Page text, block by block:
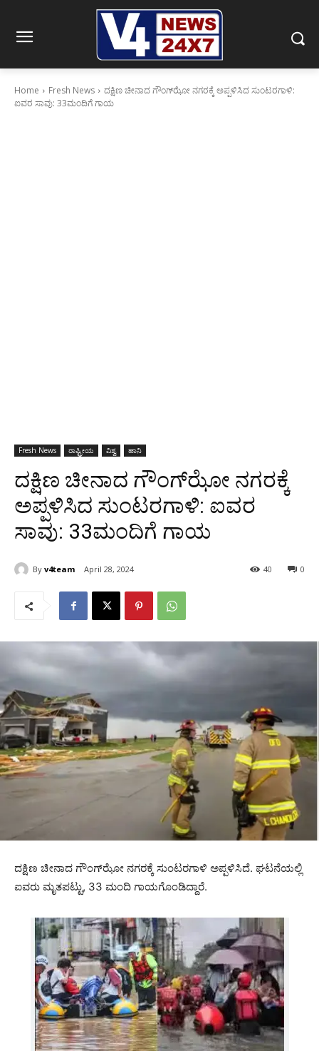
Home Fresh News
ದಕ್ಷಿಣ ಚೀನಾದ ಗೌಂಗ್‌ಝೋ ನಗರಕ್ಕೆ ಅಪ್ಪಳಿಸಿದ ಸುಂಟರಗಾಳಿ:
ಐವರ ಸಾವು: 33ಮಂದಿಗೆ ಗಾಯ
Fresh News ರಾಷ್ಟ್ರೀಯ ವಿಶ್ವ ಹಾನಿ
ದಕ್ಷಿಣ ಚೀನಾದ ಗೌಂಗ್‌ಝೋ ನಗರಕ್ಕೆ
ಅಪ್ಪಳಿಸಿದ ಸುಂಟರಗಾಳಿ: ಐವರ
ಸಾವು: 33ಮಂದಿಗೆ ಗಾಯ
By v4team April 28, 2024 0
40
ದಕ್ಷಿಣ ಚೀನಾದ ಗೌಂಗ್‌ಝೋ ನಗರಕ್ಕೆ ಸುಂಟರಗಾಳಿ ಅಪ್ಪಳಿಸಿದೆ. ಘಟನೆಯಲ್ಲಿ
ಐವರು ಮೃತಪಟ್ಟು, 33 ಮಂದಿ ಗಾಯಗೊಂಡಿದ್ದಾರೆ.